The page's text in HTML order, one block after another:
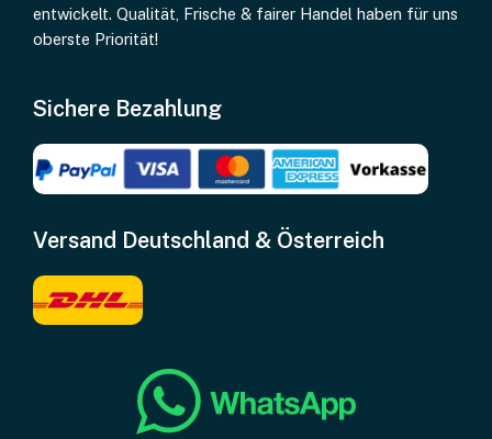
entwickelt. Qualität, Frische & fairer Handel haben für uns
oberste Priorität!
Sichere Bezahlung
Versand Deutschland & Österreich